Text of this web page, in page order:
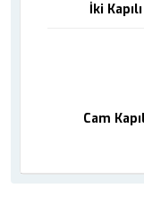
İki
Cam